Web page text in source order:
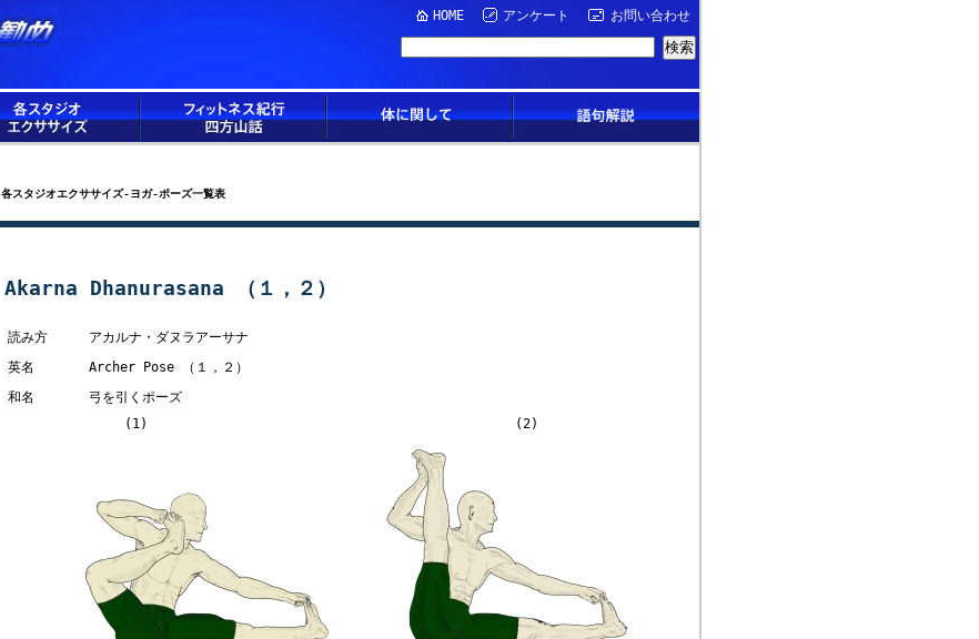
HOME アンケート お問い合わせ
各スタジオエクササイズ-ヨガ-ポーズ一覧表
Akarna Dhanurasana （１，２）
読み方
アカルナ・ダヌラアーサナ
英名
Archer Pose （１，２）
和名
弓を引くポーズ
(1) (2)